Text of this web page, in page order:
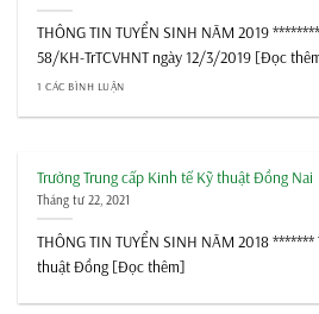
THÔNG TIN TUYỂN SINH NĂM 2019
58/KH-TrTCVHNT ngày 12/3/2019 [Đọc
1 CÁC BÌNH LUẬN
Trường Trung cấp Kinh tế Kỹ thuật Đồng Nai
Tháng tư 22, 2021
THÔNG TIN TUYỂN SINH NĂM 2018
thuật Đồng [Đọc thêm]